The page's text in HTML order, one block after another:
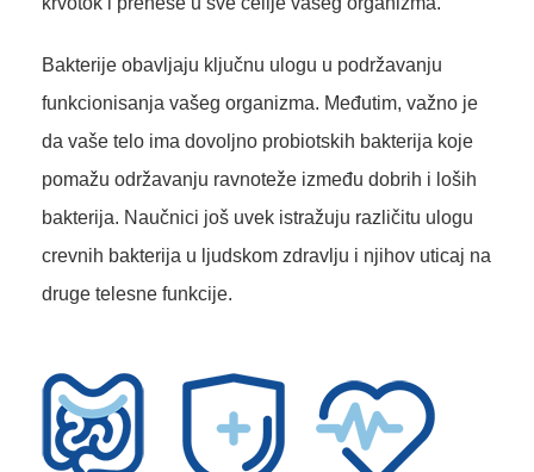
Bakterije obavljaju ključnu ulogu u podržavanju
funkcionisanja vašeg organizma. Međutim, važno je
da vaše telo ima dovoljno probiotskih bakterija koje
pomažu održavanju ravnoteže između dobrih i loših
bakterija. Naučnici još uvek istražuju različitu ulogu
crevnih bakterija u ljudskom zdravlju i njihov uticaj na
druge telesne funkcije.